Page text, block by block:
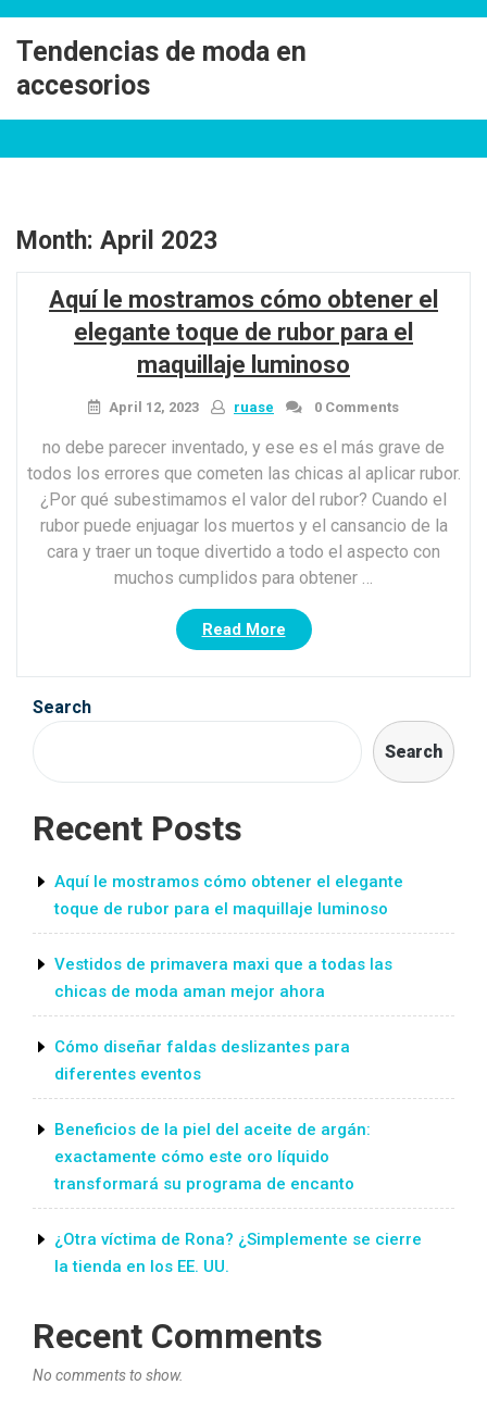
content
Tendencias de moda en
accesorios
Month: April 2023
Aquí le mostramos cómo obtener el
elegante toque de rubor para el
maquillaje luminoso
April 12, 2023 ruase 0 Comments
no debe parecer inventado, y ese es el más grave de
todos los errores que cometen las chicas al aplicar rubor.
¿Por qué subestimamos el valor del rubor? Cuando el
rubor puede enjuagar los muertos y el cansancio de la
cara y traer un toque divertido a todo el aspecto con
muchos cumplidos para obtener …
Read More“Aquí
le
mostramos
obtener
el
maquillaje
luminoso”
Search
Search
Recent Posts
Aquí le mostramos cómo obtener el elegante
toque de rubor para el maquillaje luminoso
Vestidos de primavera maxi que a todas las
chicas de moda aman mejor ahora
Cómo diseñar faldas deslizantes para
diferentes eventos
Beneficios de la piel del aceite de argán:
exactamente cómo este oro líquido
transformará su programa de encanto
¿Otra víctima de Rona? ¿Simplemente se cierre
la tienda en los EE. UU.
Recent Comments
No comments to show.